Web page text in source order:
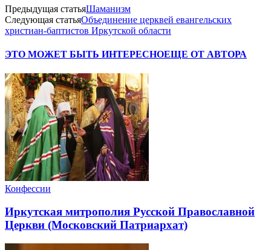
Предыдущая статьяШаманизм
Следующая статьяОбъединение церквей евангельских
христиан-баптистов Иркутской области
ЭТО МОЖЕТ БЫТЬ ИНТЕРЕСНОЕЩЕ ОТ АВТОРА
Конфессии
Иркутская митрополия Русской Православной
Церкви (Московский Патриархат)